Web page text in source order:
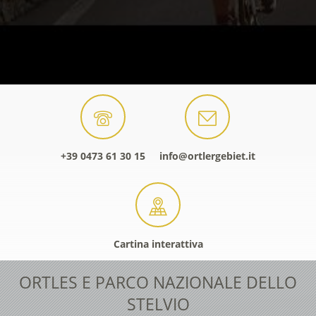
+39 0473 61 30 15 info@ortlergebiet.it
Cartina interattiva
ORTLES E PARCO NAZIONALE DELLO
STELVIO